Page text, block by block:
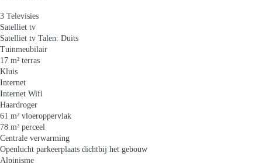
3 Televisies
Satelliet tv
Satelliet tv Talen: Duits
Tuinmeubilair
17 m² terras
Kluis
Internet
Internet Wifi
Haardroger
61 m² vloeroppervlak
78 m² perceel
Centrale verwarming
Openlucht parkeerplaats dichtbij het gebouw
Alpinisme